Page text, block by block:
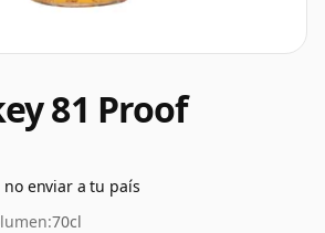
81 Proof
enviar a tu país
70cl